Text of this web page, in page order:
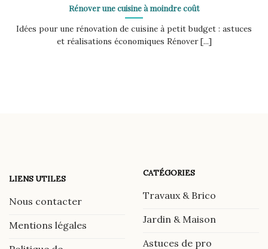
Rénover une cuisine à moindre coût
Idées pour une rénovation de cuisine à petit budget : astuces
et réalisations économiques Rénover [...]
LIENS UTILES
Nous contacter
Mentions légales
CATÉGORIES
Travaux & Brico
Jardin & Maison
Astuces de pro